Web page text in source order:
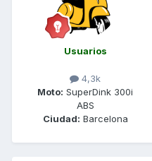
Usuarios
4,3k
Moto: SuperDink 300i
ABS
Ciudad: Barcelona